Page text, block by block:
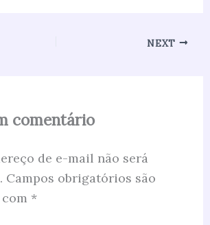
NEXT
comentário
de e-mail não será
Campos obrigatórios são
*